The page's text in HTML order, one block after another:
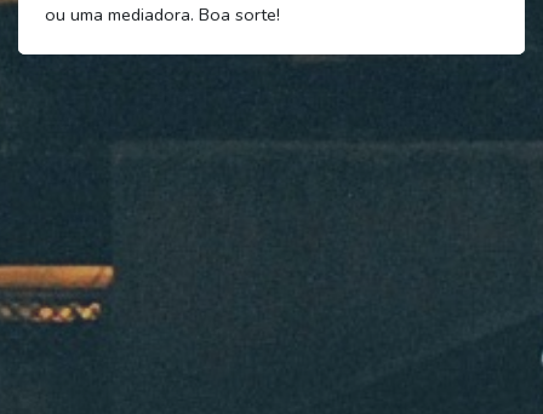
ou uma mediadora. Boa sorte!